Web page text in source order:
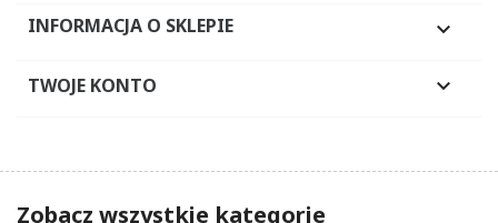
INFORMACJA O SKLEPIE 
TWOJE KONTO 
Zobacz wszystkie kategorie